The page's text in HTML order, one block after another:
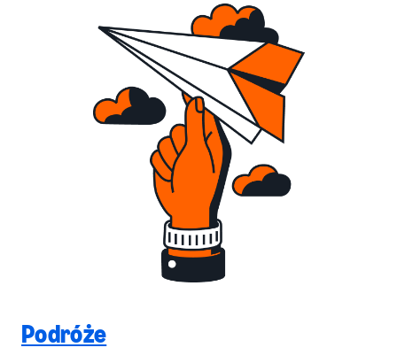
Podróże